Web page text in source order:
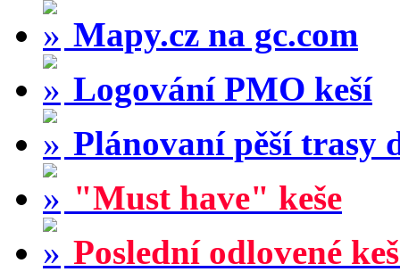
Mapy.cz na gc.com
Logování PMO keší
Plánovaní pěší trasy
"Must have" keše
Poslední odlovené